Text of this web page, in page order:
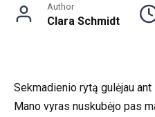
Author
Clara Schmidt
Sekmadienio rytą gulėjau
Mano vyras nuskubėjo pas